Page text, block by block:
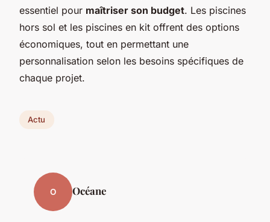
essentiel pour maîtriser son budget. Les piscines
hors sol et les piscines en kit offrent des options
économiques, tout en permettant une
personnalisation selon les besoins spécifiques de
chaque projet.
Actu
O Océane